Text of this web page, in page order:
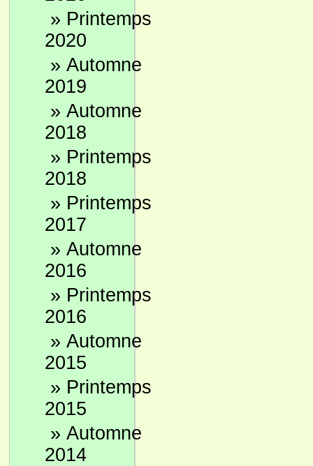
» Printemps
2020
» Automne
2019
» Automne
2018
» Printemps
2018
» Printemps
2017
» Automne
2016
» Printemps
2016
» Automne
2015
» Printemps
2015
» Automne
2014